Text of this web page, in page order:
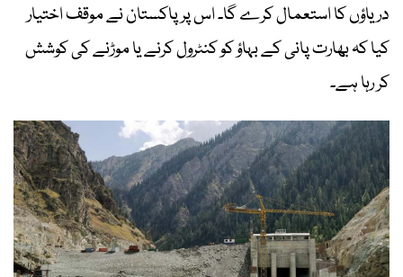
دریاؤں کا استعمال کرے گا۔ اس پر پاکستان نے موقف اختیار
کیا کہ بھارت پانی کے بہاؤ کو کنٹرول کرنے یا موڑنے کی کوشش
کر رہا ہے۔